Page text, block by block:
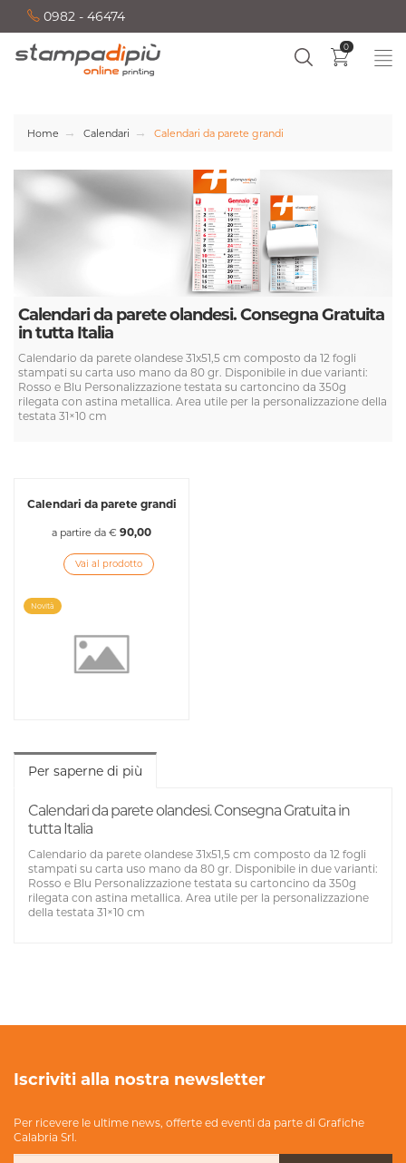
0982 - 46474
0
Home Calendari Calendari da parete grandi
Calendari da parete olandesi. Consegna Gratuita
in tutta Italia
Calendario da parete olandese 31x51,5 cm composto da 12 fogli
stampati su carta uso mano da 80 gr. Disponibile in due varianti:
Rosso e Blu Personalizzazione testata su cartoncino da 350g
rilegata con astina metallica. Area utile per la personalizzazione della
testata 31×10 cm
Calendari da parete grandi
a partire da € 90,00
Vai al prodotto
Novità
Per saperne di più
Calendari da parete olandesi. Consegna Gratuita in
tutta Italia
Calendario da parete olandese 31x51,5 cm composto da 12 fogli
stampati su carta uso mano da 80 gr. Disponibile in due varianti:
Rosso e Blu Personalizzazione testata su cartoncino da 350g
rilegata con astina metallica. Area utile per la personalizzazione
della testata 31×10 cm
Iscriviti alla nostra newsletter
Per ricevere le ultime news, offerte ed eventi da parte di Grafiche
Calabria Srl.